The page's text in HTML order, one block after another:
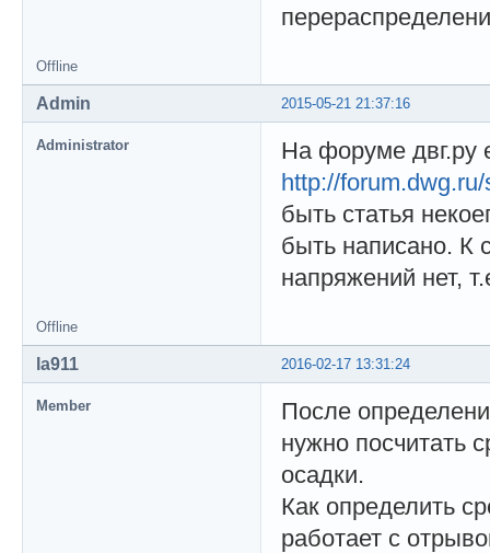
Offline
2015-05-21 21:37:16
Admin
Administrator
На форуме двг.ру
http://
быть статья
быть написано. К
напряжений нет,
Offline
2016-02-17 13:31:24
la911
Member
После
нужно посчитать
осадки.
Как определить
работает с